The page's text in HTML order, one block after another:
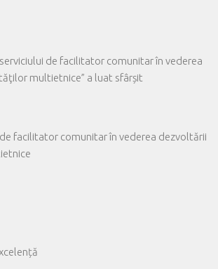
de facilitator comunitar în vederea
multietnice” a luat sfârșit
facilitator comunitar în vederea dezvoltării